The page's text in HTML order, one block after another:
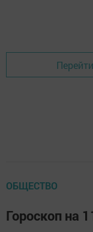
ОБЩЕСТВО
Гороскоп на